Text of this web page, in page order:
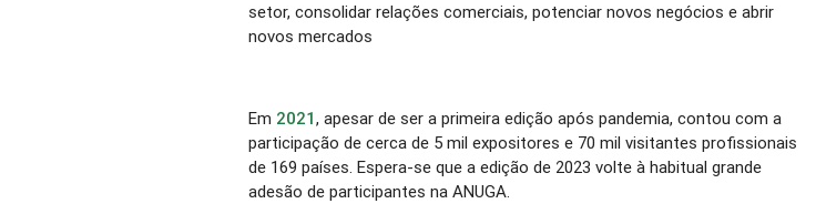
setor, consolidar relações comerciais, potenciar novos negócios e abrir
novos mercados
Em 2021, apesar de ser a primeira edição após pandemia, contou com a
participação de cerca de 5 mil expositores e 70 mil visitantes profissionais
de 169 países. Espera-se que a edição de 2023 volte à habitual grande
adesão de participantes na ANUGA.